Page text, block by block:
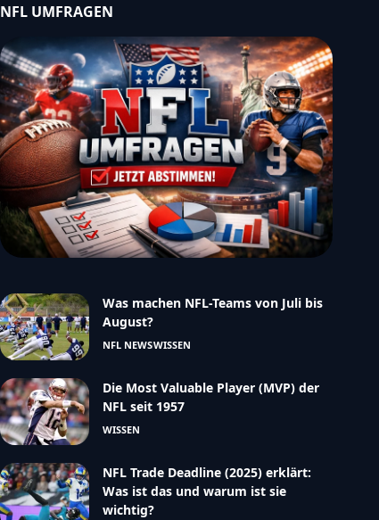
NFL UMFRAGEN
Was machen NFL-Teams von Juli bis
August?
NFL NEWSWISSEN
Die Most Valuable Player (MVP) der
NFL seit 1957
WISSEN
NFL Trade Deadline (2025) erklärt:
Was ist das und warum ist sie
wichtig?